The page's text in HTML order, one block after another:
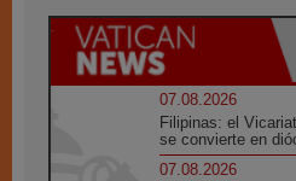
07.08.2026
Filipinas: el
se convierte en
07.08.2026